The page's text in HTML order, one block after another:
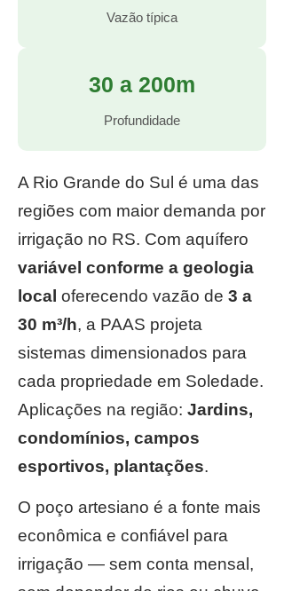
Vazão típica
30 a 200m
Profundidade
A Rio Grande do Sul é uma das
regiões com maior demanda por
irrigação no RS. Com aquífero
variável conforme a geologia
local oferecendo vazão de 3 a
30 m³/h, a PAAS projeta
sistemas dimensionados para
cada propriedade em Soledade.
Aplicações na região: Jardins,
condomínios, campos
esportivos, plantações.
O poço artesiano é a fonte mais
econômica e confiável para
irrigação — sem conta mensal,